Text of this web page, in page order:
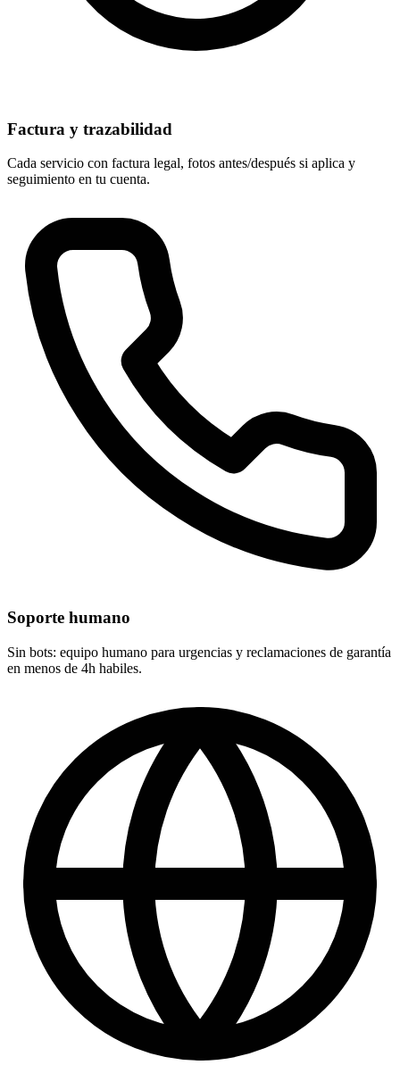
Factura y trazabilidad
Cada servicio con factura legal, fotos antes/después si aplica y
seguimiento en tu cuenta.
Soporte humano
Sin bots: equipo humano para urgencias y reclamaciones de garantía
en menos de 4h habiles.